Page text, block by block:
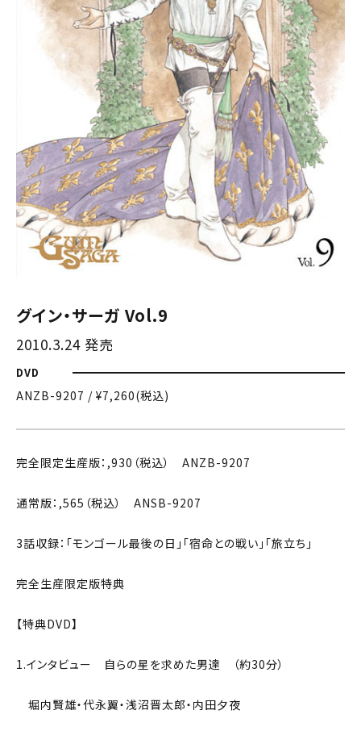
グイン・サーガ Vol.9
2010.3.24 発売
DVD
ANZB-9207 / ¥7,260(税込)
完全限定生産版：,930（税込） ANZB-9207
通常版：,565（税込） ANSB-9207
3話収録：「モンゴール最後の日」「宿命との戦い」「旅立ち」
完全生産限定版特典
【特典DVD】
1.インタビュー 自らの星を求めた男達 （約30分）
堀内賢雄・代永翼・浅沼晋太郎・内田夕夜